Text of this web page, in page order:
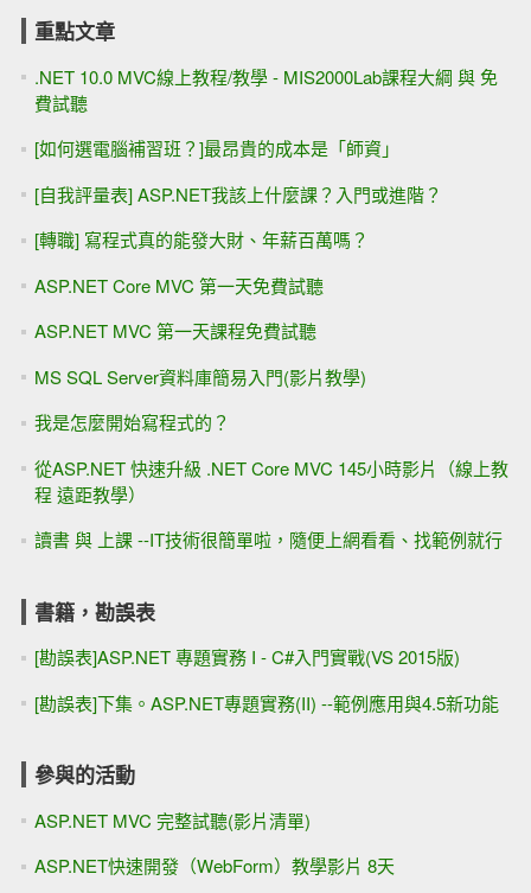
重點文章
.NET 10.0 MVC線上教程/教學 - MIS2000Lab課程大綱 與 免
費試聽
[如何選電腦補習班？]最昂貴的成本是「師資」
[自我評量表] ASP.NET我該上什麼課？入門或進階？
[轉職] 寫程式真的能發大財、年薪百萬嗎？
ASP.NET Core MVC 第一天免費試聽
ASP.NET MVC 第一天課程免費試聽
MS SQL Server資料庫簡易入門(影片教學)
我是怎麼開始寫程式的？
從ASP.NET 快速升級 .NET Core MVC 145小時影片（線上教
程 遠距教學）
讀書 與 上課 --IT技術很簡單啦，隨便上網看看、找範例就行
書籍，勘誤表
[勘誤表]ASP.NET 專題實務 I - C#入門實戰(VS 2015版)
[勘誤表]下集。ASP.NET專題實務(II) --範例應用與4.5新功能
參與的活動
ASP.NET MVC 完整試聽(影片清單)
ASP.NET快速開發（WebForm）教學影片 8天